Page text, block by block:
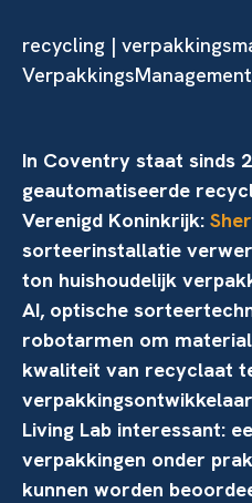
recycling |
In Coventry staat sinds
geautomatiseerde
Verenigd Koninkrijk:
sorteerinstallatie
ton huishoudelijk
AI, optische
robotarmen om
kwaliteit van recyclaat
Living Lab interessant:
verpakkingen onder
kunnen worden